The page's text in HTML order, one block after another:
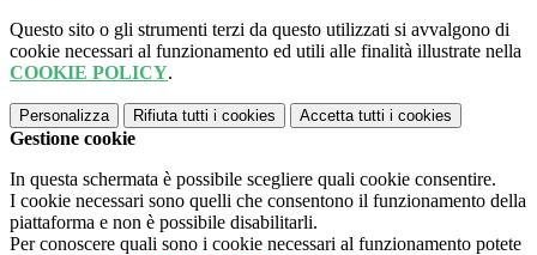
Questo sito o gli strumenti terzi da questo utilizzati si avvalgono di
cookie necessari al funzionamento ed utili alle finalità illustrate nella
COOKIE POLICY.
Personalizza Rifiuta tutti i cookies Accetta tutti i cookies
Gestione cookie
In questa schermata è possibile scegliere quali cookie consentire.
I cookie necessari sono quelli che consentono il funzionamento della
piattaforma e non è possibile disabilitarli.
Per conoscere quali sono i cookie necessari al funzionamento potete